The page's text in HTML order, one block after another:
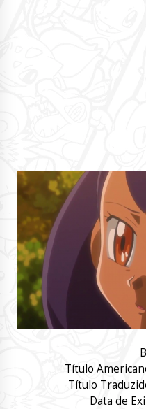
Título
Título
Data de